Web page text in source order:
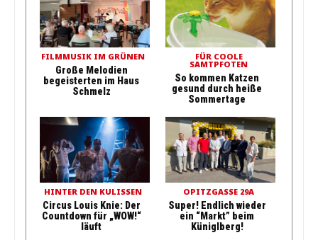
FILMMUSIK IM GRÜNEN
Große Melodien
begeisterten im Haus
Schmelz
FÜR COOLE
SAMTPFOTEN
So kommen Katzen
gesund durch heiße
Sommertage
HINTER DEN KULISSEN
Circus Louis Knie: Der
Countdown für „WOW!“
läuft
OPITZGASSE 29A
Super! Endlich wieder
ein “Markt” beim
Küniglberg!